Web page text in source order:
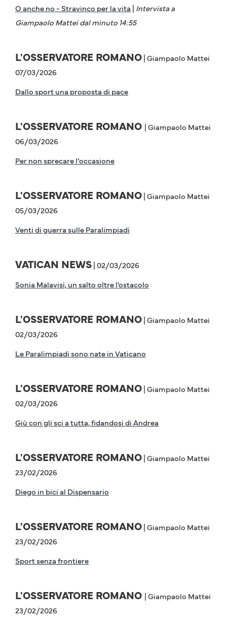
O anche no - Stravinco per la vita | Intervista a
Giampaolo Mattei dal minuto 14:55
L'OSSERVATORE ROMANO| Giampaolo Mattei
07/03/2026
Dallo sport una proposta di pace
L'OSSERVATORE ROMANO | Giampaolo Mattei
06/03/2026
Per non sprecare l’occasione
L'OSSERVATORE ROMANO| Giampaolo Mattei
05/03/2026
Venti di guerra sulle Paralimpiadi
VATICAN NEWS| 02/03/2026
Sonia Malavisi, un salto oltre l'ostacolo
L'OSSERVATORE ROMANO| Giampaolo Mattei
02/03/2026
Le Paralimpiadi sono nate in Vaticano
L'OSSERVATORE ROMANO| Giampaolo Mattei
02/03/2026
Giù con gli sci a tutta, fidandosi di Andrea
L'OSSERVATORE ROMANO| Giampaolo Mattei
23/02/2026
Diego in bici al Dispensario
L'OSSERVATORE ROMANO| Giampaolo Mattei
23/02/2026
Sport senza frontiere
L'OSSERVATORE ROMANO | Giampaolo Mattei
23/02/2026